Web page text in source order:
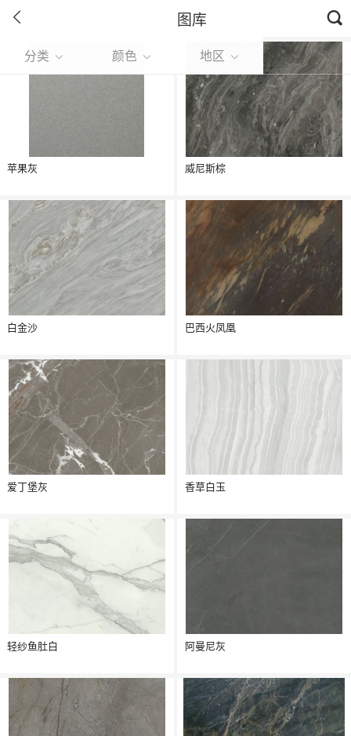
图库
分类 颜色 地区
下拉刷新
苹果灰 威尼斯棕
白金沙 巴西火凤凰
爱丁堡灰 香草白玉
轻纱鱼肚白 阿曼尼灰